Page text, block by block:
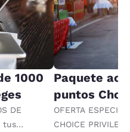
1000
DE
tus
Paquete
puntos
OFERTA
CHOICE